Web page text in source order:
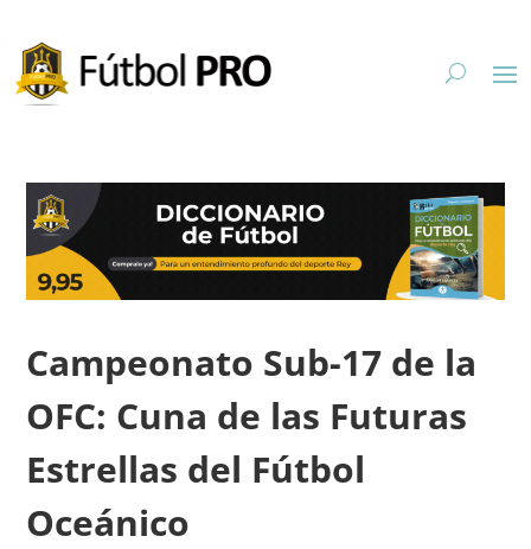
Campeonato Sub-17 de la
OFC: Cuna de las Futuras
Estrellas del Fútbol
Oceánico